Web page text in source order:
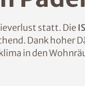
statt. Die
Dank hoher
in den